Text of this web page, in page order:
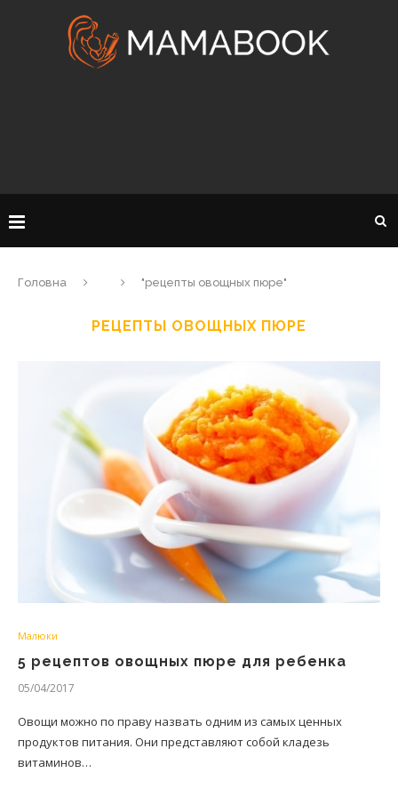
Головна "рецепты овощных пюре"
РЕЦЕПТЫ ОВОЩНЫХ ПЮРЕ
Малюки
5 рецептов овощных пюре для ребенка
05/04/2017
Овощи можно по праву назвать одним из самых ценных
продуктов питания. Они представляют собой кладезь
витаминов…